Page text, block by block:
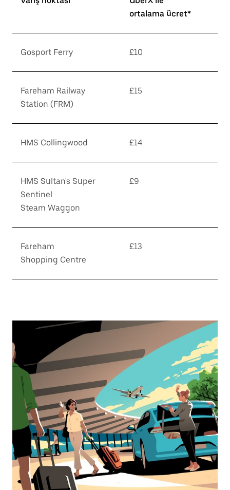
ortalama ücret*
Gosport Ferry £10
Fareham Railway
Station (FRM)
£15
HMS Collingwood £14
HMS Sultan's Super
Sentinel
Steam Waggon
£9
Fareham
Shopping Centre
£13